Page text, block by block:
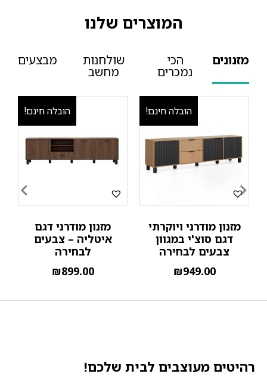
המוצרים שלנו
מזנונים הכי
נמכרים
שולחנות
מחשב
מבצעים
הובלה חינם!
מזנון מודרני ויוקרתי
דגם סוצ'י במגוון
צבעים לבחירה
₪949.00
הובלה חינם!
מזנון מודרני דגם
איטליה – צבעים
לבחירה
₪899.00
רהיטים מעוצבים לבית שלכם!